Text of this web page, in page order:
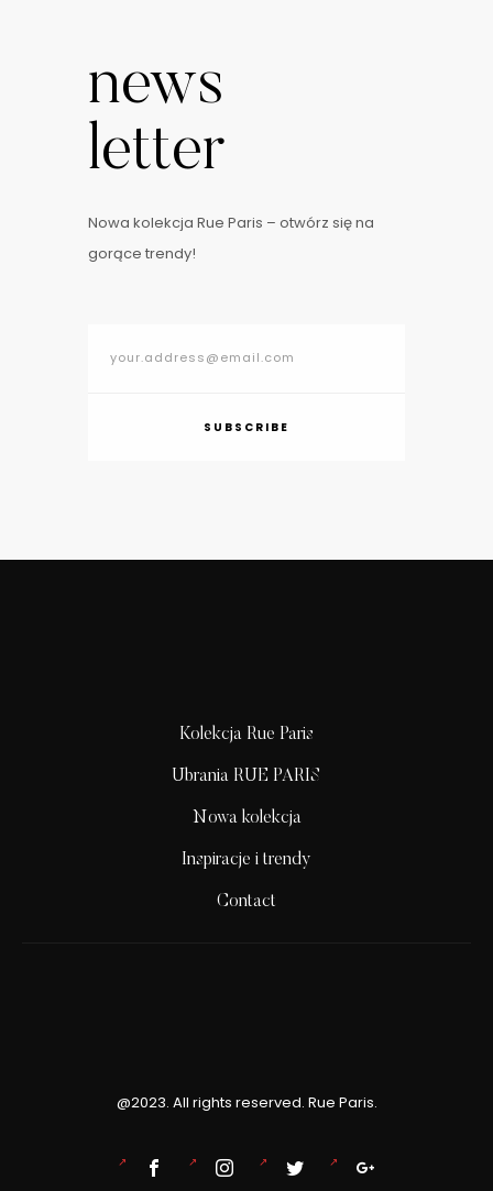
news
letter
Nowa kolekcja Rue Paris – otwórz się na
gorące trendy!
SUBSCRIBE
Kolekcja Rue Paris
Ubrania RUE PARIS
Nowa kolekcja
Inspiracje i trendy
Contact
@2023. All rights reserved. Rue Paris.